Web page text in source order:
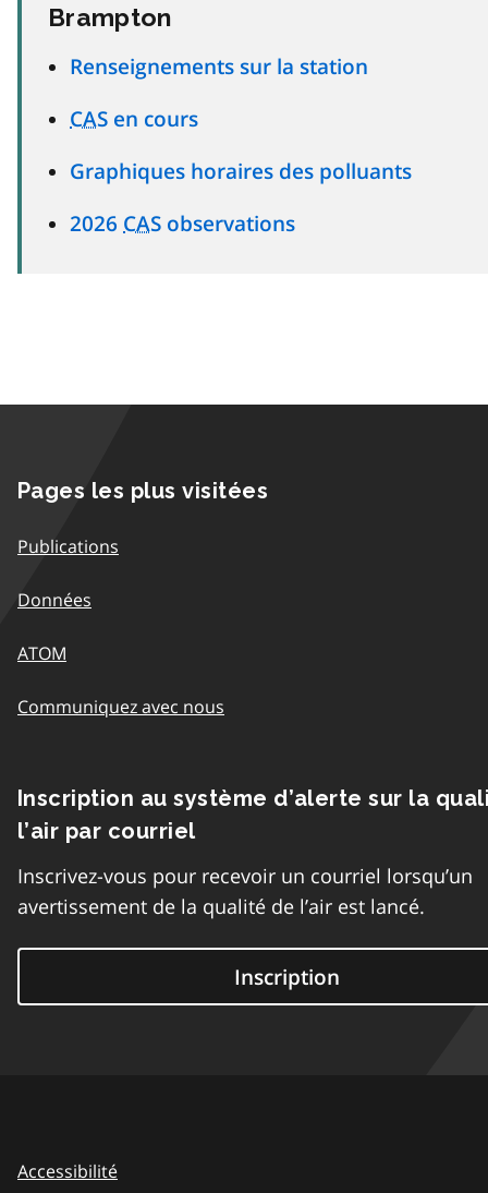
Brampton
Renseignements sur la station
CAS en cours
Graphiques horaires des polluants
2026 CAS observations
Pages les plus visitées
Publications
Données
ATOM
Communiquez avec nous
Inscription au système d’alerte sur la
l’air par courriel
Inscrivez-vous pour recevoir un courriel lorsqu’un
avertissement de la qualité de l’air est lancé.
Inscription
Accessibilité